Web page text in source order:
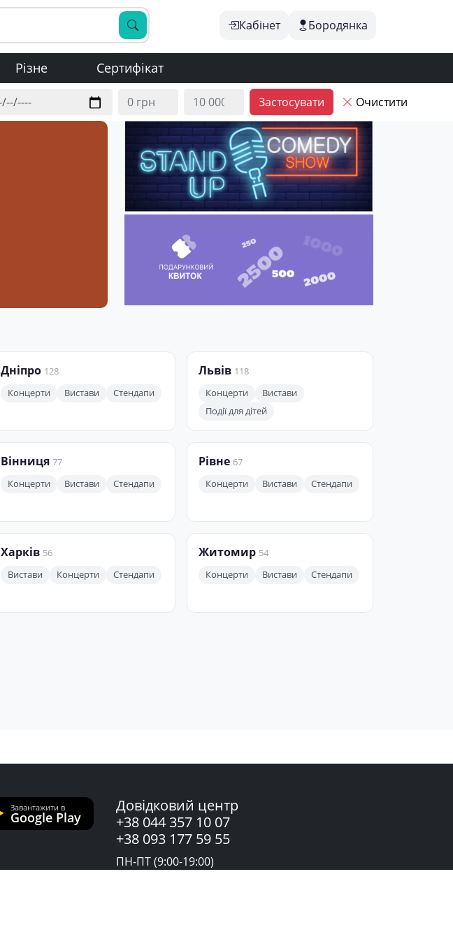
Кабінет Бородянка
Різне Сертифікат
Застосувати Очистити
Дніпро 128
Концерти
Вистави Стендапи
Львів 118
Концерти
Вистави
Події для дітей
Вінниця 77
Концерти
Вистави Стендапи
Рівне 67
Концерти
Вистави Стендапи
Харків 56
Вистави
Концерти Стендапи
Житомир 54
Концерти
Вистави Стендапи
Завантажити в
Google Play
Довідковий центр
+38 044 357 10 07
+38 093 177 59 55
ПН-ПТ (9:00-19:00)